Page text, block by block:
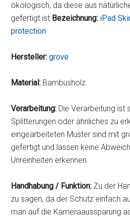
ökologisch, da diese aus
gefertigt ist.Bezeichnung: iPad
protection
Hersteller: grove
Material: Bambusholz
Verarbeitung: Die Verarbeitung ist
Splitterungen oder ähnliches zu
eingearbeiteten Muster sind mit
gefertigt und lassen keine
Unreinheiten erkennen.
Handhabung / Funktion: Zu der
zu sagen, da der Schutz einfach
man auf die Kameraaussparung